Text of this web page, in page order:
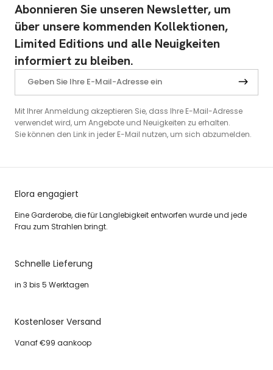
Abonnieren Sie unseren Newsletter, um
über unsere kommenden Kollektionen,
Limited Editions und alle Neuigkeiten
informiert zu bleiben.
Mit Ihrer Anmeldung akzeptieren Sie, dass Ihre E-Mail-Adresse
verwendet wird, um Angebote und Neuigkeiten zu erhalten.
Sie können den Link in jeder E-Mail nutzen, um sich abzumelden.
Elora engagiert
Eine Garderobe, die für Langlebigkeit entworfen wurde und jede
Frau zum Strahlen bringt.
Schnelle Lieferung
in 3 bis 5 Werktagen
Kostenloser Versand
Vanaf €99 aankoop